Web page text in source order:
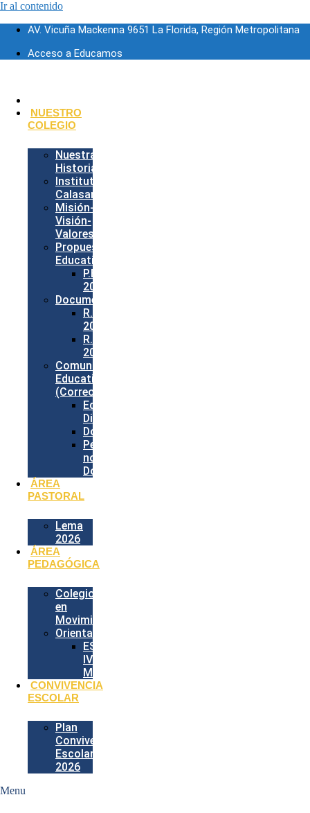
Ir al contenido
AV. Vicuña Mackenna 9651 La Florida, Región Metropolitana
Acceso a Educamos
NUESTRO
COLEGIO
Nuestra
Historia
Instituto
Calasancio
Misión-
Visión-
Valores
Propuesta
Educativa
P.E.I.
2026
Documentos
R.I.E.
2026
R.E.P.
2026
Comunidad
Educativa
(Correos)
Equipo
Directivo
Docentes
Personal
no
Docente
ÁREA
PASTORAL
Lema
2026
ÁREA
PEDAGÓGICA
Colegio
en
Movimiento
Orientación
ESPECIAL
IV
MEDIOS
CONVIVENCIA
ESCOLAR
Plan
Convivencia
Escolar
2026
Menu